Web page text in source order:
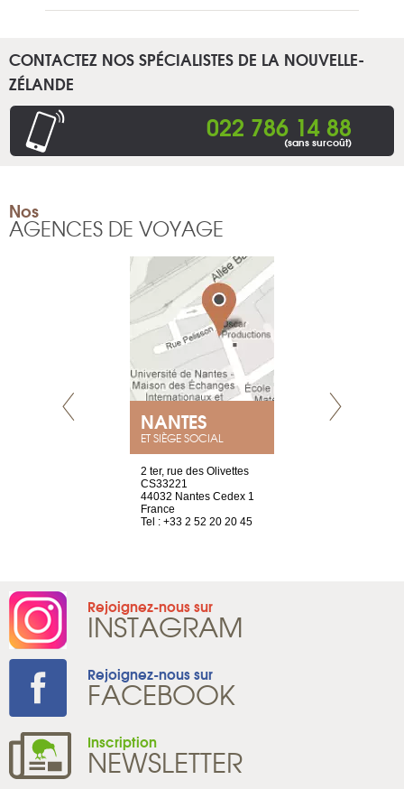
CONTACTEZ NOS SPÉCIALISTES DE LA NOUVELLE-
ZÉLANDE
022 786 14 88
(sans surcoût)
Nos
AGENCES DE VOYAGE
NANTES
ET SIÈGE SOCIAL
2 ter, rue des Olivettes
CS33221
44032 Nantes Cedex 1
France
Tel : +33 2 52 20 20 45
Rejoignez-nous sur
INSTAGRAM
Rejoignez-nous sur
FACEBOOK
Inscription
NEWSLETTER